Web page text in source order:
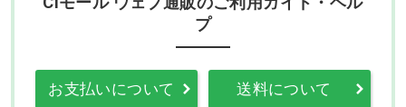
プ
お支払いについて 送料について